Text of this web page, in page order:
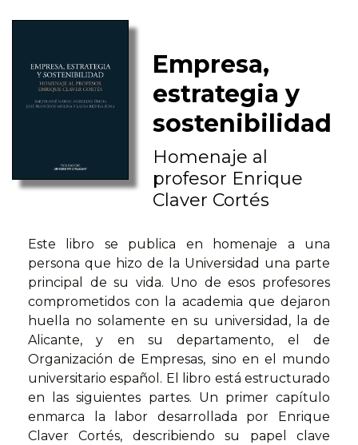
Empresa,
estrategia y
sostenibilidad
Homenaje al
profesor Enrique
Claver Cortés
Este libro se publica en homenaje a una
persona que hizo de la Universidad una parte
principal de su vida. Uno de esos profesores
comprometidos con la academia que dejaron
huella no solamente en su universidad, la de
Alicante, y en su departamento, el de
Organización de Empresas, sino en el mundo
universitario español. El libro está estructurado
en las siguientes partes. Un primer capítulo
enmarca la labor desarrollada por Enrique
Claver Cortés, describiendo su papel clave